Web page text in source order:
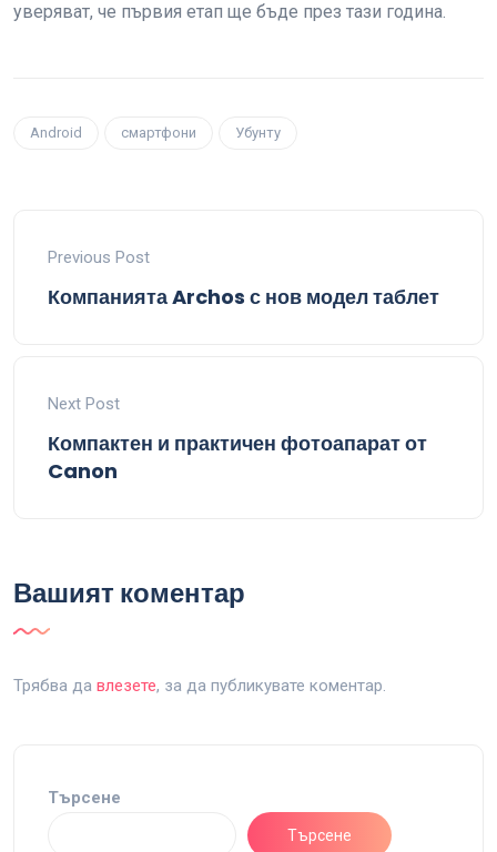
уверяват, че първия етап ще бъде през тази година.
Android смартфони Убунту
Previous Post
Компанията Archos с нов модел таблет
Next Post
Компактен и практичен фотоапарат от
Canon
Вашият коментар
Трябва да влезете, за да публикувате коментар.
Търсене
Търсене